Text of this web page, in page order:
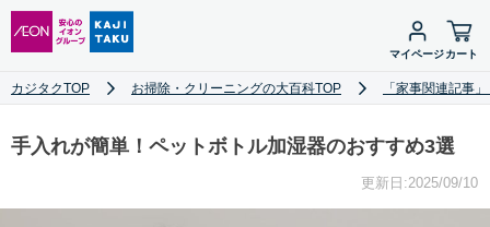
マイページカート
カジタクTOP お掃除・クリーニングの大百科TOP 「家事関連記事
手入れが簡単！ペットボトル加湿器のおすすめ3選
更新日:2025/09/10